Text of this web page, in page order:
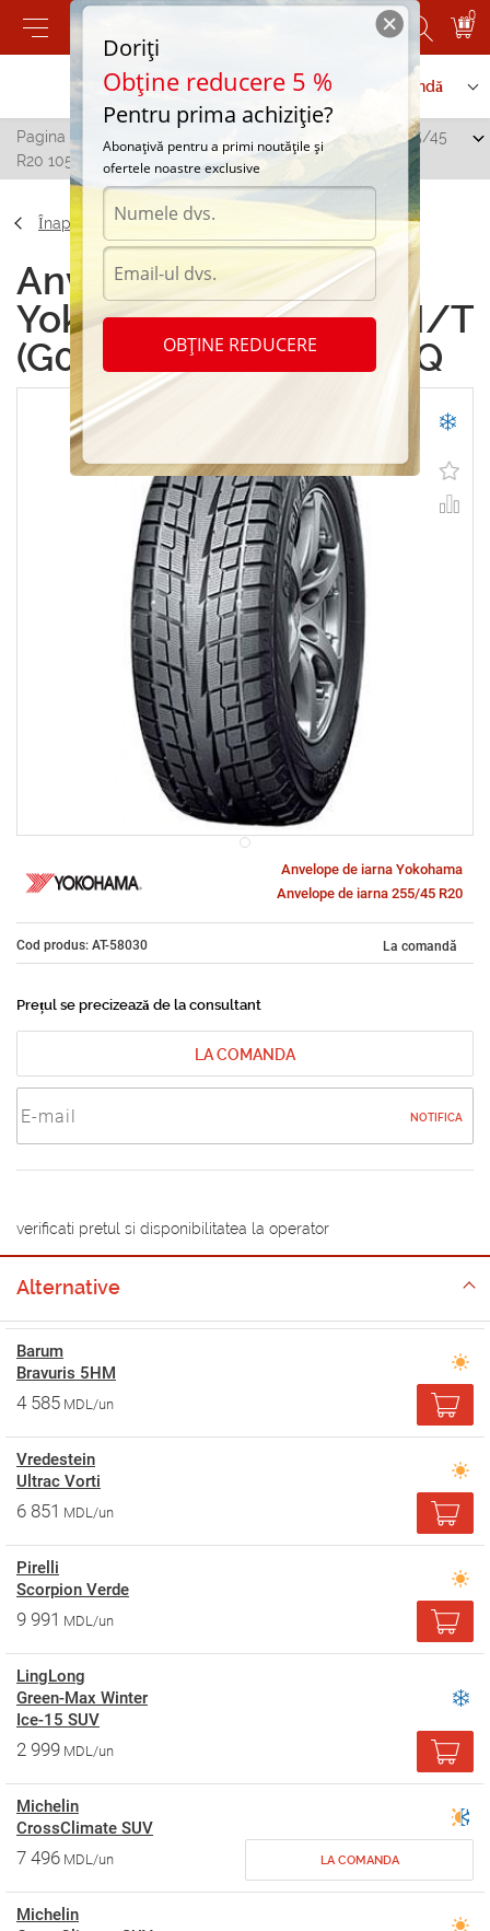
0
Contactați-ne Serviciu de comandă
Pagina principală
Yokohama Geolandar I/T (G073) 255/45
R20 105Q
Înapoi
Anvelope de iarna
Yokohama Geolandar I/T
(G073) 255/45 R20 105Q
Anvelope de iarna Yokohama
Anvelope de iarna 255/45 R20
Cod produs: AT-58030 La comandă
Prețul se precizează de la consultant
LA COMANDA
NOTIFICA
verificati pretul si disponibilitatea la operator
Alternative
Barum
Bravuris 5HM
4 585 MDL/un
Vredestein
Ultrac Vorti
6 851 MDL/un
Pirelli
Scorpion Verde
9 991 MDL/un
LingLong
Green-Max Winter
Ice-15 SUV
2 999 MDL/un
Michelin
CrossClimate SUV
7 496 MDL/un LA COMANDA
Michelin
Doriți
Obține reducere 5 %
Pentru prima achiziție?
Abonațivă pentru a primi noutățile și
ofertele noastre exclusive
OBȚINE REDUCERE